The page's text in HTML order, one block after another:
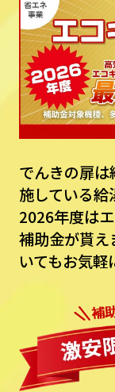
でんきの扉
施している給
2026年度は
補助⾦が貰え
いてもお気